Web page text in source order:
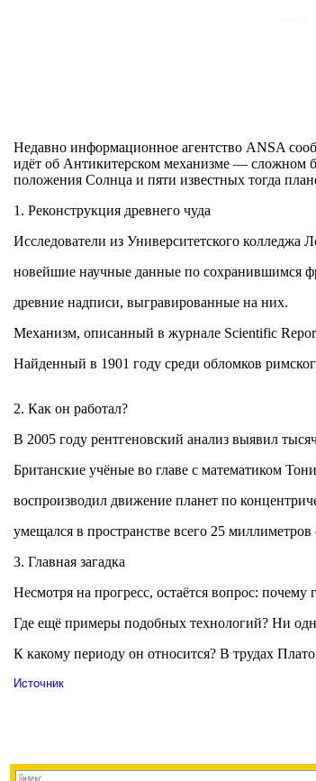
Недавно информационное агентство ANSA
идёт об Антикитерском механизме — сложном
положения Солнца и пяти известных тогда
1. Реконструкция древнего чуда
Исследователи из Университетского колледжа
новейшие научные данные по сохранившимся
древние надписи, выгравированные на них.
Механизм, описанный в журнале Scientific
Найденный в 1901 году среди обломков
2. Как он работал?
В 2005 году рентгеновский анализ выявил
Британские учёные во главе с математиком
воспроизводил движение планет по
умещался в пространстве всего 25
3. Главная загадка
Несмотря на прогресс, остаётся вопрос:
Где ещё примеры подобных технологий? Ни
К какому периоду он относится? В трудах
Источник